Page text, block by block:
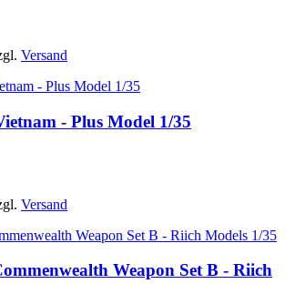
Versand
- Plus Model 1/35
Versand
Weapon Set B - Riich